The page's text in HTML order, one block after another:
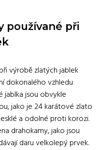
používané při
výrobě zlatých jablek
dokonalého vzhledu
jsou obvykle
jako je 24 karátové zlato
a odolné proti korozi.
drahokamy, jako jsou
daru velkolepý prvek.